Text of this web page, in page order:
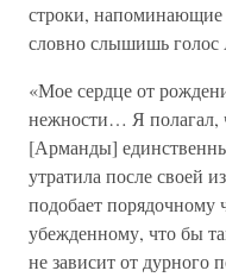
строки, напоминающие
словно слышишь голос
«Мое сердце от
нежности… Я полагал,
[Арманды]
утратила после своей
подобает порядочному
убежденному, что бы
не зависит от дурного